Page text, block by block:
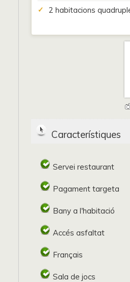
2 habitacions
Característiques
Servei restaurant
Pagament targeta
Bany a l'habitació
Accés asfaltat
Français
Sala de jocs